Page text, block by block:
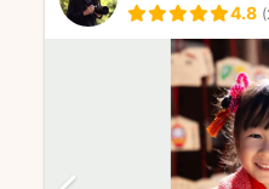
4.8 (